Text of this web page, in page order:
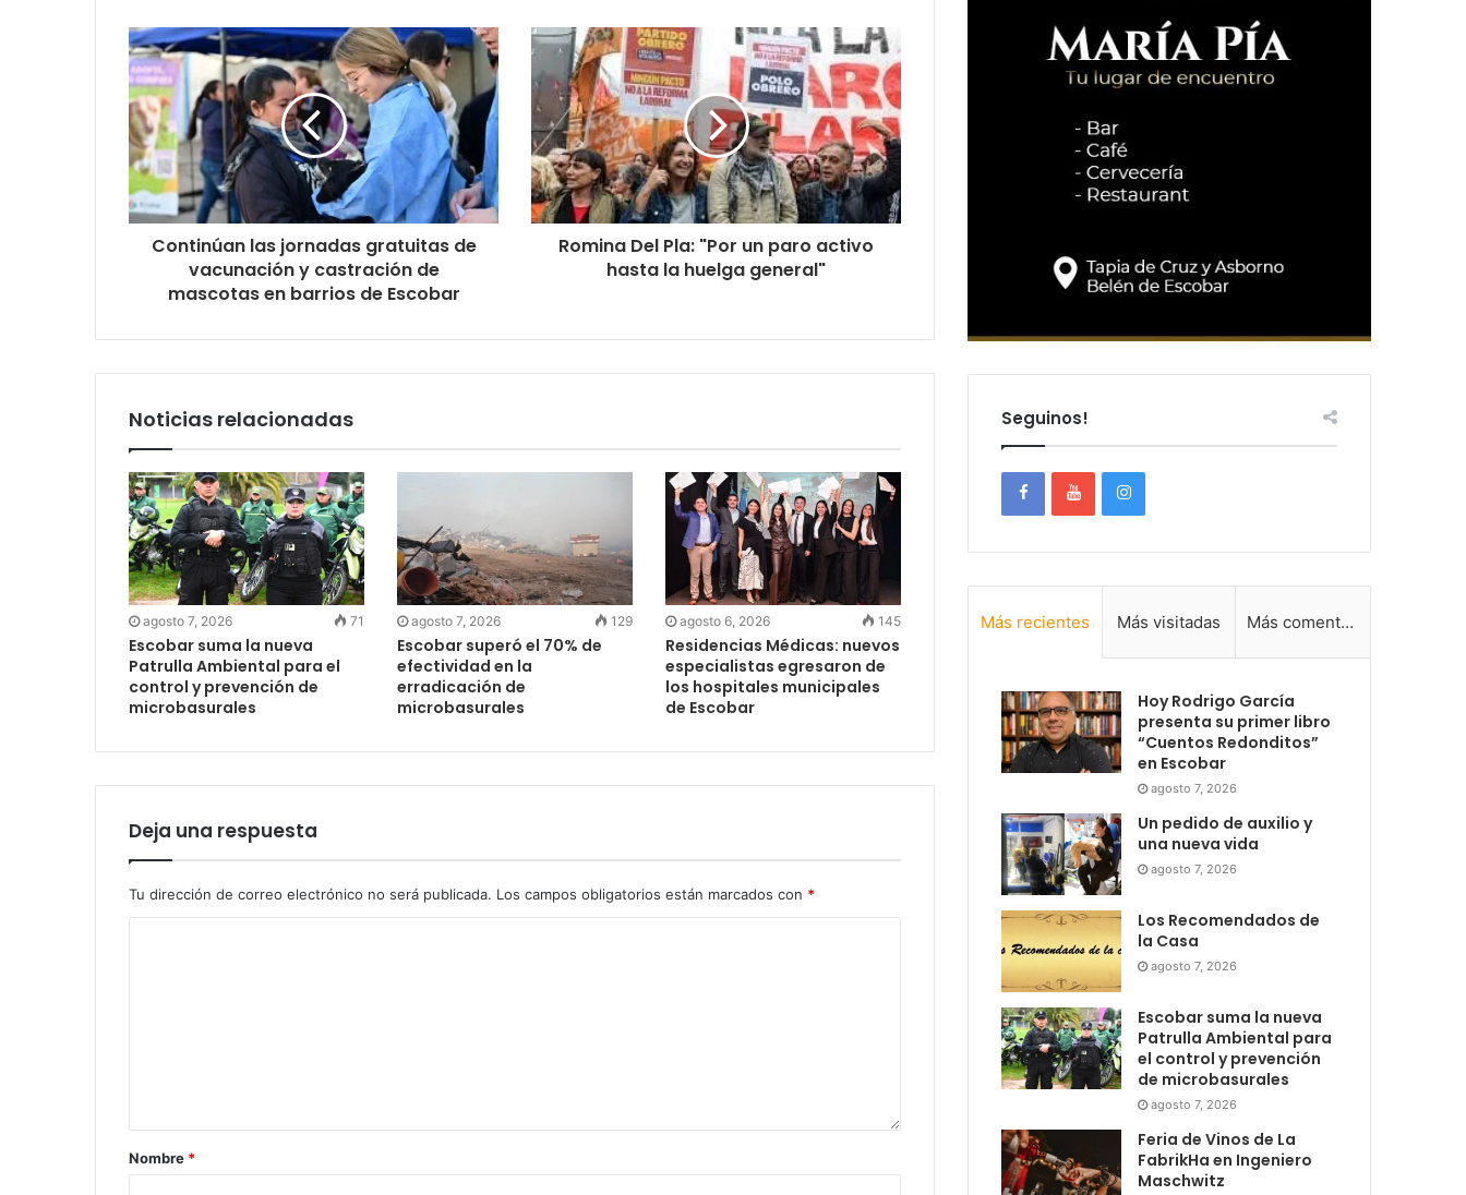
Continúan las jornadas gratuitas de
vacunación y castración de
mascotas en barrios de Escobar
Romina Del Pla: "Por un paro activo
hasta la huelga general"
Noticias relacionadas
agosto 7, 2026 71
Escobar suma la nueva
Patrulla Ambiental para el
control y prevención de
microbasurales
agosto 7, 2026 129
Escobar superó el 70% de
efectividad en la
erradicación de
microbasurales
agosto 6, 2026 145
Residencias Médicas: nuevos
especialistas egresaron de
los hospitales municipales
de Escobar
Deja una respuesta
Tu dirección de correo electrónico no será publicada. Los campos obligatorios están marcados con *
Nombre *
Seguinos!
Más recientes Más visitadas Más comentadas
Hoy Rodrigo García
presenta su primer libro
“Cuentos Redonditos”
en Escobar
agosto 7, 2026
Un pedido de auxilio y
una nueva vida
agosto 7, 2026
Los Recomendados de
la Casa
agosto 7, 2026
Escobar suma la nueva
Patrulla Ambiental para
el control y prevención
de microbasurales
agosto 7, 2026
Feria de Vinos de La
FabrikHa en Ingeniero
Maschwitz